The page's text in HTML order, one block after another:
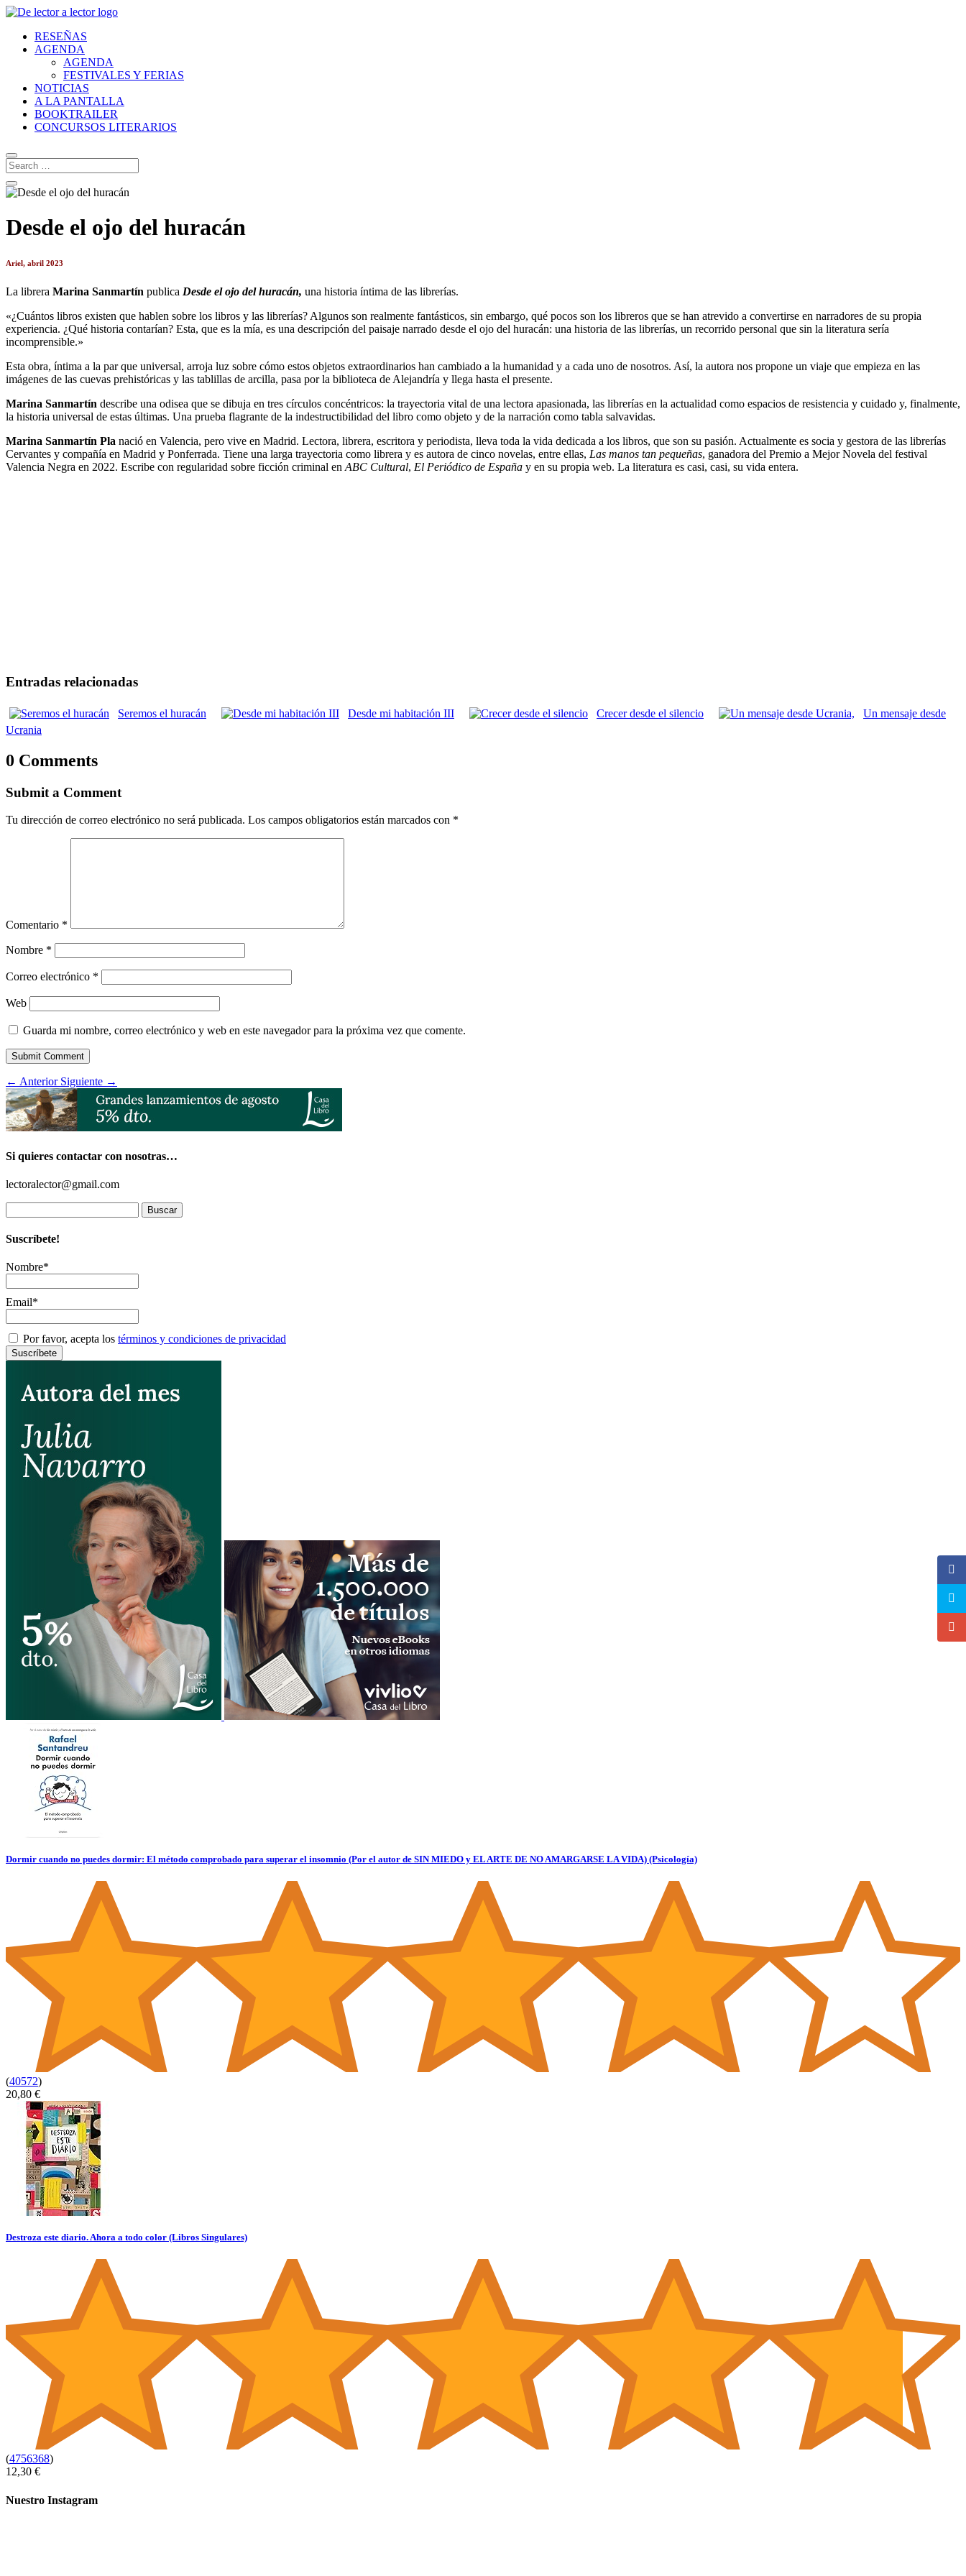
RESEÑAS
AGENDA
AGENDA
FESTIVALES Y FERIAS
NOTICIAS
A LA PANTALLA
BOOKTRAILER
CONCURSOS LITERARIOS
Desde el ojo del huracán
Ariel, abril 2023
La librera Marina Sanmartín publica Desde el ojo del huracán, una historia íntima de las librerías.
«¿Cuántos libros existen que hablen sobre los libros y las librerías? Algunos son realmente fantásticos, sin embargo, qué pocos son los libreros que se han atrevido a convertirse en narradores de su propia
experiencia. ¿Qué historia contarían? Esta, que es la mía, es una descripción del paisaje narrado desde el ojo del huracán: una historia de las librerías, un recorrido personal que sin la literatura sería
incomprensible.»
Esta obra, íntima a la par que universal, arroja luz sobre cómo estos objetos extraordinarios han cambiado a la humanidad y a cada uno de nosotros. Así, la autora nos propone un viaje que empieza en las
imágenes de las cuevas prehistóricas y las tablillas de arcilla, pasa por la biblioteca de Alejandría y llega hasta el presente.
Marina Sanmartín describe una odisea que se dibuja en tres círculos concéntricos: la trayectoria vital de una lectora apasionada, las librerías en la actualidad como espacios de resistencia y cuidado y, finalmente,
la historia universal de estas últimas. Una prueba flagrante de la indestructibilidad del libro como objeto y de la narración como tabla salvavidas.
Marina Sanmartín Pla nació en Valencia, pero vive en Madrid. Lectora, librera, escritora y periodista, lleva toda la vida dedicada a los libros, que son su pasión. Actualmente es socia y gestora de las librerías
Cervantes y compañía en Madrid y Ponferrada. Tiene una larga trayectoria como librera y es autora de cinco novelas, entre ellas, Las manos tan pequeñas, ganadora del Premio a Mejor Novela del festival
Valencia Negra en 2022. Escribe con regularidad sobre ficción criminal en ABC Cultural, El Periódico de España y en su propia web. La literatura es casi, casi, su vida entera.
Entradas relacionadas
Seremos el huracán Desde mi habitación III Crecer desde el silencio
Un mensaje desde
Ucrania
0 Comments
Submit a Comment
Tu dirección de correo electrónico no será publicada. Los campos obligatorios están marcados con *
Comentario *
Nombre *
Correo electrónico *
Web
Guarda mi nombre, correo electrónico y web en este navegador para la próxima vez que comente.
Submit Comment
← Anterior Siguiente →
Si quieres contactar con nosotras…
lectoralector@gmail.com
Suscríbete!
Nombre*
Email*
Por favor, acepta los términos y condiciones de privacidad
Dormir cuando no puedes dormir: El método comprobado para superar el insomnio (Por el autor de SIN MIEDO y EL ARTE DE NO AMARGARSE LA VIDA) (Psicología)
(40572)
20,80 €
Destroza este diario. Ahora a todo color (Libros Singulares)
(4756368)
12,30 €
Nuestro Instagram